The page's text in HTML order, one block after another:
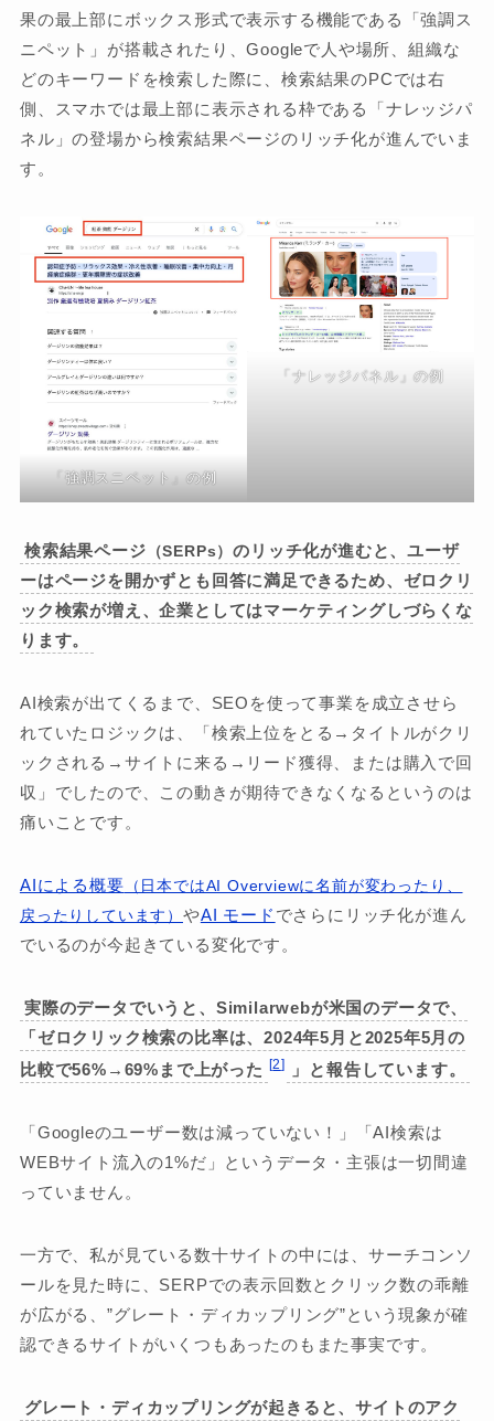
果の最上部にボックス形式で表示する機能である「強調ス
ニペット」が搭載されたり、Googleで人や場所、組織な
どのキーワードを検索した際に、検索結果のPCでは右
側、スマホでは最上部に表示される枠である「ナレッジパ
ネル」の登場から検索結果ページのリッチ化が進んでいま
す。
「強調スニペット」の例
「ナレッジパネル」の例
検索結果ページ （SERPs）のリッチ化が進むと、ユーザ
ーはページを開かずとも回答に満足できるため、ゼロクリ
ック検索が増え、企業としてはマーケティングしづらくな
ります。
AI検索が出てくるまで、SEOを使って事業を成立させら
れていたロジックは、「検索上位をとる→タイトルがクリ
ックされる→サイトに来る→リード獲得、または購入で回
収」でしたので、この動きが期待できなくなるというのは
痛いことです。
AIによる概要 （日本ではAI Overviewに名前が変わったり、
戻ったりしています） やAI モード でさらにリッチ化が進ん
でいるのが今起きている変化です。
実際のデータでいうと、Similarwebが米国のデータで、
「ゼロクリック検索の比率は、2024年5月と2025年5月の
比較で56%→69%まで上がった
2 」と報告しています。
「Googleのユーザー数は減っていない！」「AI検索は
WEBサイト流入の1%だ」というデータ・主張は一切間違
っていません。
一方で、私が見ている数十サイトの中には、サーチコンソ
ールを見た時に、SERPでの表示回数とクリック数の乖離
が広がる、”グレート・ディカップリング”という現象が確
認できるサイトがいくつもあったのもまた事実です。
グレート・ディカップリングが起きると、サイトのアク